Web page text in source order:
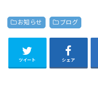
お知らせ ブログ
ツイート シェア